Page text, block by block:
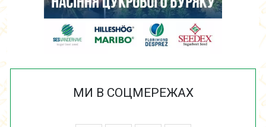
МИ В СОЦМЕРЕЖАХ